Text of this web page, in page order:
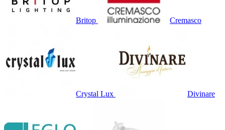
Britop Cremasco
Crystal Lux Divinare